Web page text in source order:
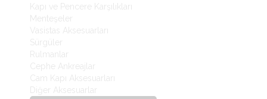
Kapı ve Pencere Karşılıkları
Menteşeler
Vasistas Aksesuarları
Sürgüler
Rulmanlar
Cephe Ankreajlar
Cam Kapı Aksesuarları
Diğer Aksesuarlar